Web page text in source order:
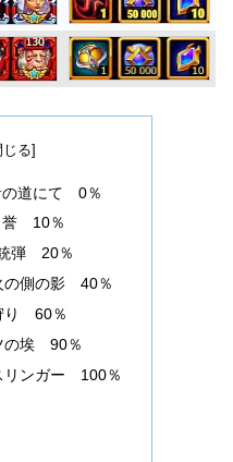
の道にて 0％
誉 10％
銃弾 20％
の側の影 40％
り 60％
の埃 90％
リンガー 100％